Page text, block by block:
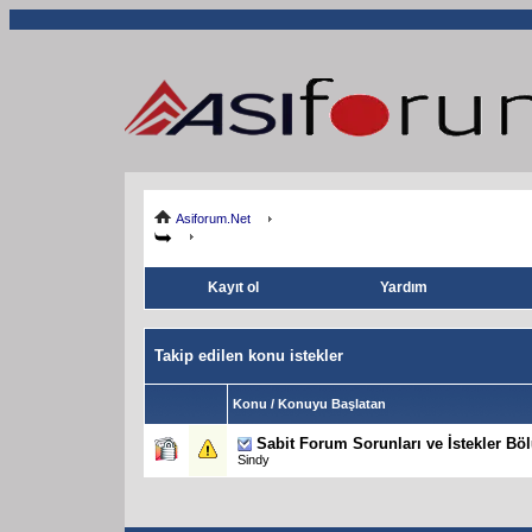
Asiforum.Net
Kayıt ol Yardım
Takip edilen konu istekler
Konu / Konuyu Başlatan
Sabit Forum Sorunları ve İstekler
Sindy